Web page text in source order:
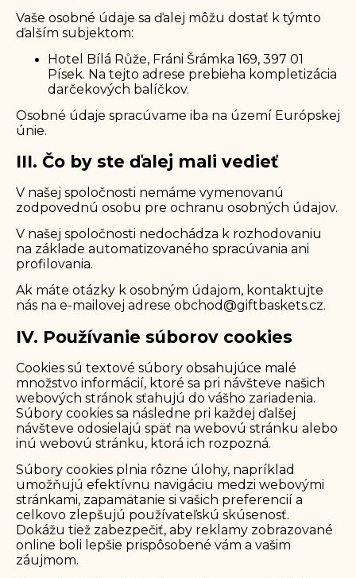
Vaše osobné údaje sa ďalej môžu dostať k týmto
ďalším subjektom:
Hotel Bílá Růže, Fráni Šrámka 169, 397 01
Písek. Na tejto adrese prebieha kompletizácia
darčekových balíčkov.
Osobné údaje spracúvame iba na území Európskej
únie.
III. Čo by ste ďalej mali vedieť
V našej spoločnosti nemáme vymenovanú
zodpovednú osobu pre ochranu osobných údajov.
V našej spoločnosti nedochádza k rozhodovaniu
na základe automatizovaného spracúvania ani
profilovania.
Ak máte otázky k osobným údajom, kontaktujte
nás na e-mailovej adrese obchod@giftbaskets.cz.
IV. Používanie súborov cookies
Cookies sú textové súbory obsahujúce malé
množstvo informácií, ktoré sa pri návšteve našich
webových stránok sťahujú do vášho zariadenia.
Súbory cookies sa následne pri každej ďalšej
návšteve odosielajú späť na webovú stránku alebo
inú webovú stránku, ktorá ich rozpozná.
Súbory cookies plnia rôzne úlohy, napríklad
umožňujú efektívnu navigáciu medzi webovými
stránkami, zapamätanie si vašich preferencií a
celkovo zlepšujú používateľskú skúsenosť.
Dokážu tiež zabezpečiť, aby reklamy zobrazované
online boli lepšie prispôsobené vám a vašim
záujmom.